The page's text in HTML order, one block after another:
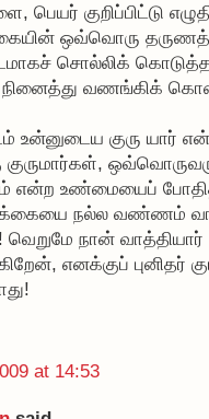
பெயர் குறிப்பிட்டு
ஒவ்வொரு
சொல்லிக்
நினைத்து வணங்கிக்
உன்னுடைய குரு யார்
குருமார்கள்,
என்ற உண்மையைப்
நல்ல வண்ணம்
வெறுமே நான்
எனக்குப் புனிதர்
at 14:53